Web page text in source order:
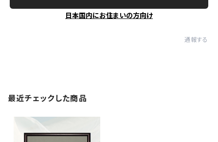
日本国内にお住まいの方向け
通報する
最近チェックした商品